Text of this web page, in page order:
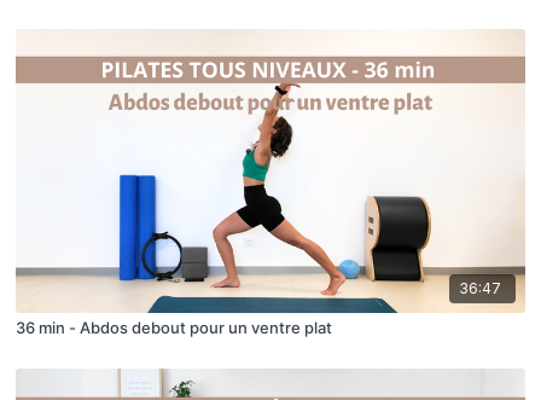
36:47
36 min - Abdos debout pour un ventre plat